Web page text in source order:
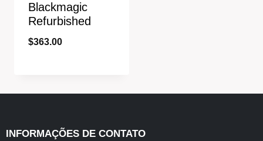
Blackmagic
Refurbished
$363.00
INFORMAÇÕES DE CONTATO